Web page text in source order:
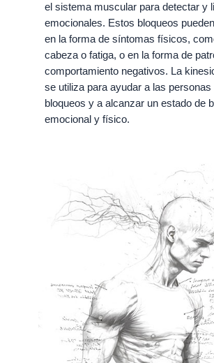
el sistema muscular para detectar y
emocionales. Estos bloqueos
en la forma de síntomas físicos,
cabeza o fatiga, o en la forma de
comportamiento negativos. La
se utiliza para ayudar a las personas
bloqueos y a alcanzar un estado de
emocional y físico.